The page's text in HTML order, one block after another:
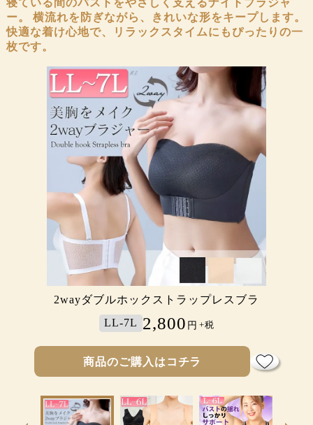
寝ている間のバストをやさしく支えるナイトブラジャ
ー。
横流れを防ぎながら、きれいな形をキープします。
快適な着け心地で、リラックスタイムにもぴったりの一
枚です。
胸を小さく見せる！シームレスレースブ
ラジャー
LL-4L 3,400 円 +税
商品のご購入はコチラ
胸を小さく見せる！ノンワイヤーシーム
レスブラジャー
LL-4L 3,200 円 +税
商品のご購入はコチラ
フロントホックシームレスブラ
LL-7L 2,200 円 +税
商品のご購入はコチラ
極薄シームレスブラジャー
LL-7L 2,600 円 +税
商品のご購入はコチラ
2wayダブルホックストラップレスブラ
LL-7L 2,800 円 +税
商品のご購入はコチラ
フロントホックシームレスブラジャー
LL-6L 1,980 円 +税
商品のご購入はコチラ